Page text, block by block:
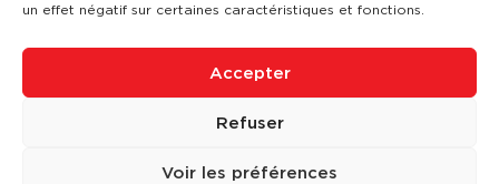
un effet négatif sur certaines caractéristiques et fonctions.
Accepter
Refuser
Voir les préférences